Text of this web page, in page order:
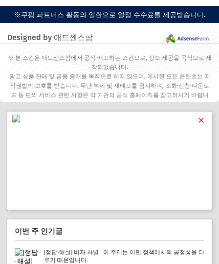
※쿠팡 파트너스 활동의 일환으로 일정 수수료를 제공받습니다.
Designed by 애드센스팜
※ 본 스킨은 애드센스팜에서 공식 배포하는 스킨으로, 정보 제공을 목적으로 제
작되었습니다.
광고 상품 판매 및 금융 중개를 목적으로 하지 않으며, 게시된 모든 콘텐츠는 저
작권법의 보호를 받습니다. 무단 복제 및 재배포를 금지하며, 조회·신청·다운로
드 등 편의 서비스 관련 사항은 각 기관의 공식 홈페이지를 참고하시기 바랍니
✕
이번 주 인기글
[정답·해설] 비자 차별 : 이 주제는 이민 정책에서의 공정성을 다
루기 때문입니다.